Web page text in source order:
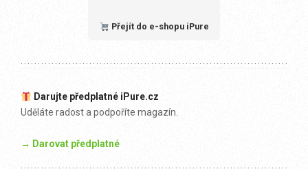
Přejít do e-shopu iPure
Darujte předplatné iPure.cz
Uděláte radost a podpoříte magazín.
→ Darovat předplatné